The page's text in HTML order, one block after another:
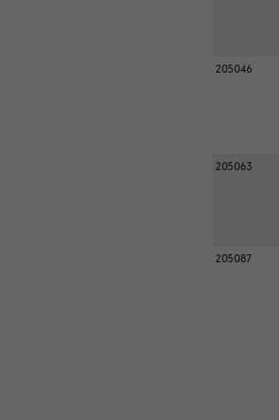
205046
205063
205087